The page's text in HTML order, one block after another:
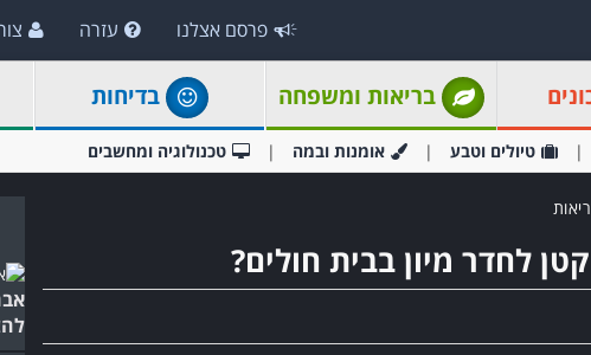
פרסם אצלנו עזרה
בריאות ומשפחה בדיחות
טיולים וטבע אומנות ובמה טכנולוגיה ומחשבים
לחדר מיון בבית חולים?